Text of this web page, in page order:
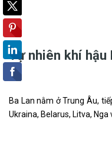
Tự nhiên khí hậu
Ba Lan nằm ở Trung Âu,
Ukraina, Belarus, Litva, Nga